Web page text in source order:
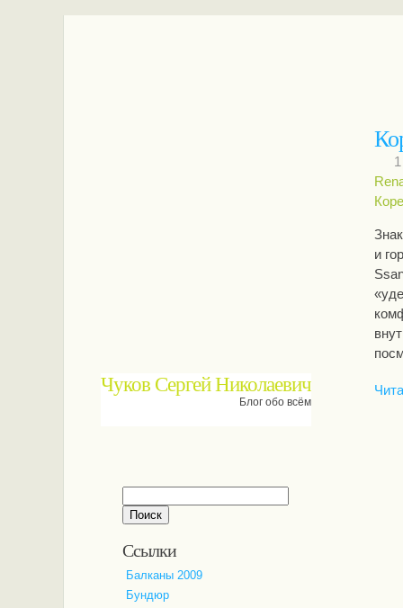
Чуков Сергей Николаевич
Блог обо всём
и
Ссылки
Балканы 2009
Бундюр